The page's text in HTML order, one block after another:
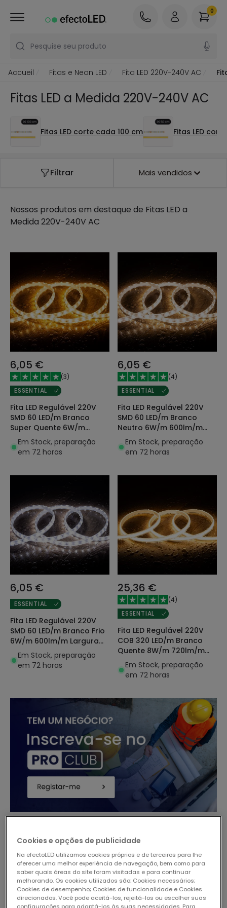
Pesquise seu produto
0
Accueil Fitas e Neon LED Fita LED 220V-240V AC
Fitas LED a Medida 220V-240V AC
Fitas LED corte cada 100 cm Fitas LED
Filtrar Mais vendidos
Nossos produtos em destaque de Fitas LED a
Medida 220V-240V AC
6,05 €
(3)
ESSENTIAL
Fita LED Regulável 220V
SMD 60 LED/m Branco
Super Quente 6W/m
600lm/m Largura 12mm
Corte 20cm IP65 à Medida
Em Stock, preparação
em 72 horas
6,05 €
(4)
ESSENTIAL
Fita LED Regulável 220V
SMD 60 LED/m Branco
Neutro 6W/m 600lm/m
Largura 12mm Corte 20cm
IP65 à Medida
Em Stock, preparação
em 72 horas
6,05 €
ESSENTIAL
Fita LED Regulável 220V
SMD 60 LED/m Branco Frio
6W/m 600lm/m Largura
12mm Corte 20cm IP65 à
Medida
Em Stock, preparação
em 72 horas
25,36 €
(4)
ESSENTIAL
Fita LED Regulável 220V
COB 320 LED/m Branco
Quente 8W/m 720lm/m
Largura 12mm Corte 50cm
IP65 CRI90 à Medida
Em Stock, preparação
em 72 horas
Cookies e opções de publicidade
Na efectoLED utilizamos cookies próprios e de terceiros para lhe
oferecer uma melhor experiência de navegação, bem como para
saber quais áreas do site foram visitadas e para continuar
melhorando. Os cookies utilizados são: Cookies necessários;
Cookies de desempenho; Cookies de funcionalidade e Cookies
direcionados. Você pode aceitá-los, rejeitá-los ou escolher suas